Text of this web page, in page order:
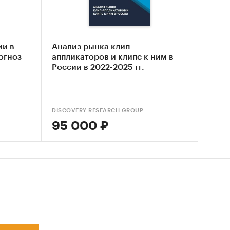
в
Анализ рынка клип-
аппликаторов и клипс к ним в
России в 2022-2025 гг.
DISCOVERY RESEARCH GROUP
95 000 ₽